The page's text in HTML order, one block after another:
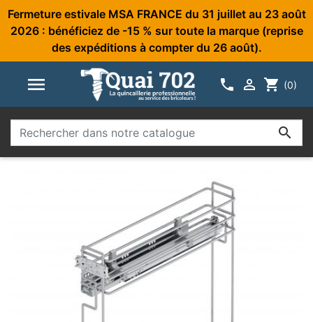
Fermeture estivale MSA FRANCE du 31 juillet au 23 août
2026 : bénéficiez de -15 % sur toute la marque (reprise
des expéditions à compter du 26 août).
   shopping_cart (0)
